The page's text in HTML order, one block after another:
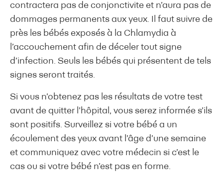
contractera pas de conjonctivite et n’aura pas de
dommages permanents aux yeux. Il faut suivre de
près les bébés exposés à la Chlamydia à
l’accouchement afin de déceler tout signe
d’infection. Seuls les bébés qui présentent de tels
signes seront traités.
Si vous n’obtenez pas les résultats de votre test
avant de quitter l’hôpital, vous serez informée s’ils
sont positifs. Surveillez si votre bébé a un
écoulement des yeux avant l’âge d’une semaine
et communiquez avec votre médecin si c’est le
cas ou si votre bébé n’est pas en forme.